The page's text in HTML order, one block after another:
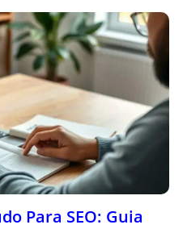
Para SEO: Guia